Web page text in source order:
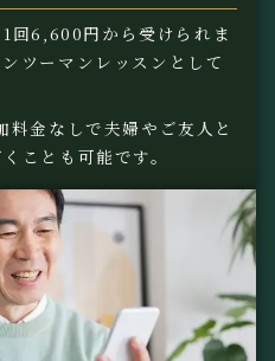
回6,600円から受けられま
ツーマンレッスンとして
料金なしで夫婦やご友人と
ことも可能です。